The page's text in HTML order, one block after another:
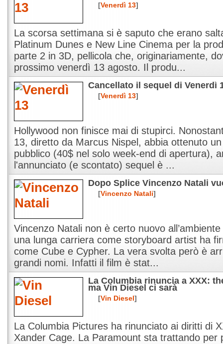
[Venerdì 13]
La scorsa settimana si è saputo che erano
Platinum Dunes e New Line Cinema per la
parte 2 in 3D, pellicola che, originariamente,
prossimo venerdì 13 agosto. Il produ...
Cancellato il sequel di Venerdì
[Venerdì 13]
Hollywood non finisce mai di stupirci.
13, diretto da Marcus Nispel, abbia ottenuto
pubblico (40$ nel solo week-end di apertura),
l'annunciato (e scontato) sequel è ...
Dopo Splice Vincenzo Natali
[Vincenzo Natali]
Vincenzo Natali non è certo nuovo
una lunga carriera come storyboard artist ha
come Cube e Cypher. La vera svolta però è
grandi nomi. Infatti il film è stat...
La Columbia rinuncia a XXX:
ma Vin Diesel ci sarà
[Vin Diesel]
La Columbia Pictures ha rinunciato ai diritti di
Xander Cage. La Paramount sta trattando per